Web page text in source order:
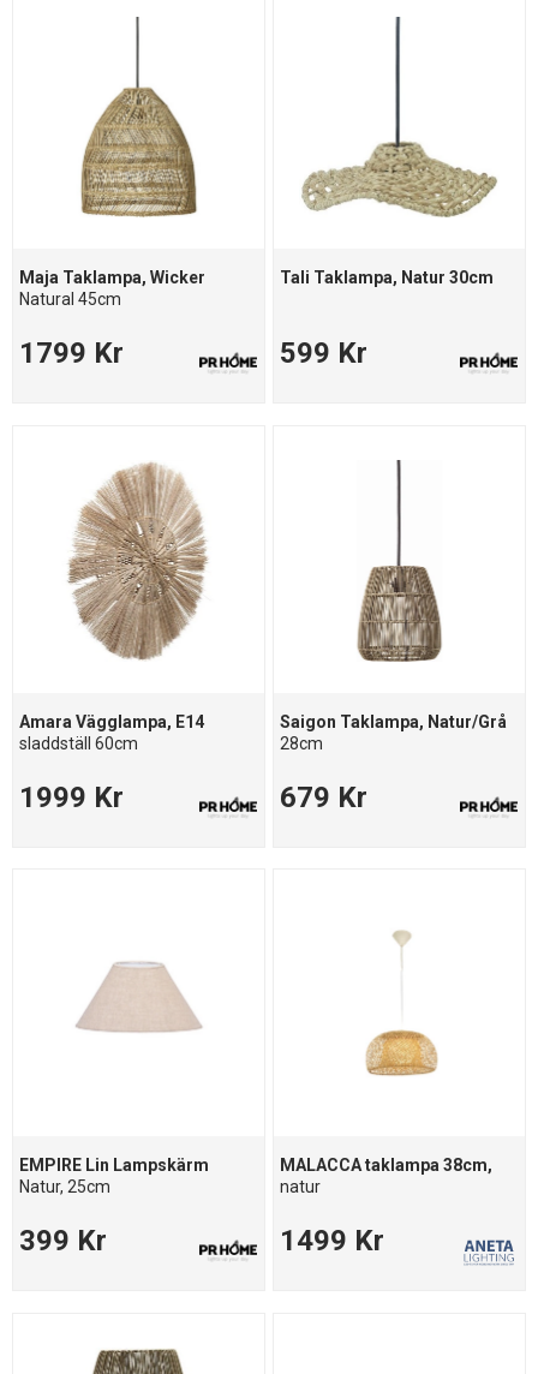
Maja Taklampa, Wicker
Natural 45cm
1799 Kr
Tali Taklampa, Natur 30cm
599 Kr
Amara Vägglampa, E14
sladdställ 60cm
1999 Kr
Saigon Taklampa, Natur/Grå
28cm
679 Kr
EMPIRE Lin Lampskärm
Natur, 25cm
399 Kr
MALACCA taklampa 38cm,
natur
1499 Kr